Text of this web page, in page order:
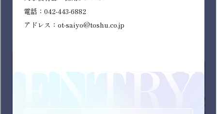
ン関係なく地域密着のお店づくりに携わることができま
す。